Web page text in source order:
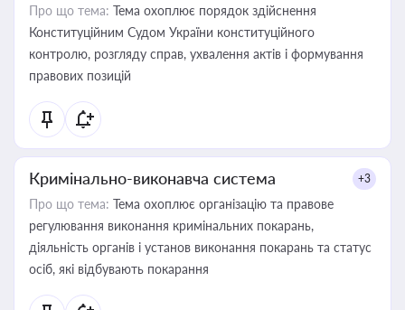
Про що тема: Тема охоплює порядок здійснення
Конституційним Судом України конституційного
контролю, розгляду справ, ухвалення актів і формування
правових позицій
Кримінально-виконавча система +3
Про що тема: Тема охоплює організацію та правове
регулювання виконання кримінальних покарань,
діяльність органів і установ виконання покарань та статус
осіб, які відбувають покарання